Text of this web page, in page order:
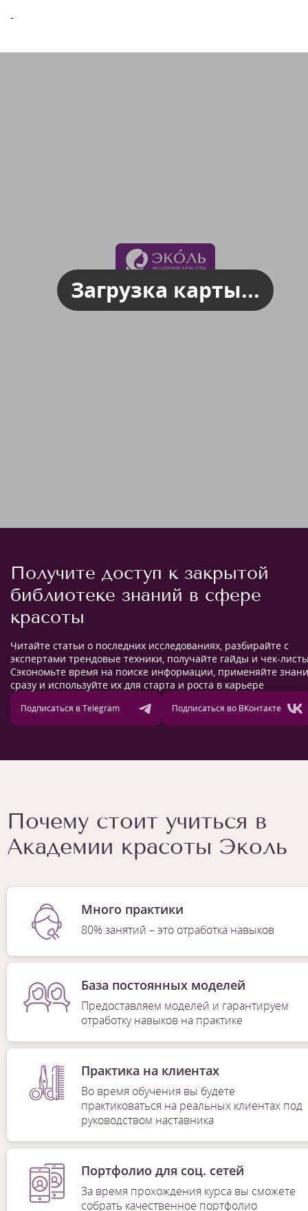
-
Загрузка карты...
Получите доступ к закрытой
библиотеке знаний в сфере
красоты
Читайте статьи о последних исследованиях, разбирайте с
экспертами трендовые техники, получайте гайды и чек-
Сэкономьте время на поиске информации, применяйте
сразу и используйте их для старта и роста в карьере
Подписаться в Telegram Подписаться во ВКонтакте
Почему стоит учиться в
Академии красоты Эколь
Много практики
80% занятий – это отработка навыков
База постоянных моделей
Предоставляем моделей и гарантируем
отработку навыков на практике
Практика на клиентах
Во время обучения вы будете
практиковаться на реальных клиентах под
руководством наставника
Портфолио для соц. сетей
За время прохождения курса вы сможете
собрать качественное портфолио